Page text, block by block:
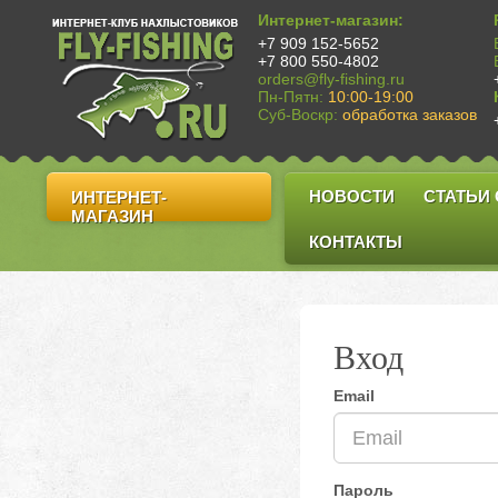
Интернет-магазин:
+7 909 152-5652
+7 800 550-4802
orders@fly-fishing.ru
Пн-Пятн: 10:00-19:00
Суб-Воскр: обработка заказов
ИНТЕРНЕТ-
МАГАЗИН
НОВОСТИ СТАТЬИ
КОНТАКТЫ
Вход
Email
Пароль